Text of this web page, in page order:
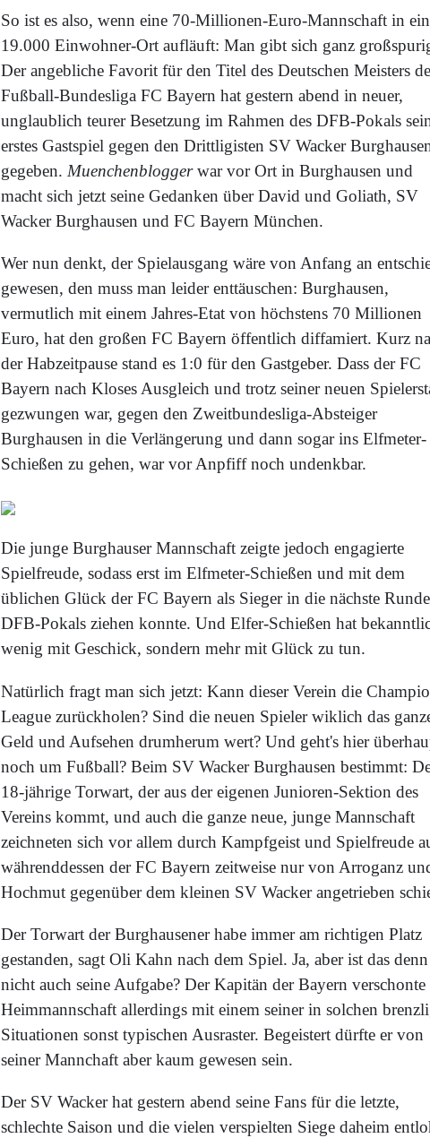
So ist es also, wenn eine 70-Millionen-Euro-Mannschaft in
19.000 Einwohner-Ort aufläuft: Man gibt sich ganz
Der angebliche Favorit für den Titel des Deutschen Meisters
Fußball-Bundesliga FC Bayern hat gestern abend in neuer,
unglaublich teurer Besetzung im Rahmen des DFB-Pokals
erstes Gastspiel gegen den Drittligisten SV Wacker
gegeben. Muenchenbloggerwar vor Ort in Burghausen und
macht sich jetzt seine Gedanken über David und Goliath, SV
Wacker Burghausen und FC Bayern München.
Wer nun denkt, der Spielausgang wäre von Anfang an
gewesen, den muss man leider enttäuschen: Burghausen,
vermutlich mit einem Jahres-Etat von höchstens 70 Millionen
Euro, hat den großen FC Bayern öffentlich diffamiert. Kurz
der Habzeitpause stand es 1:0 für den Gastgeber. Dass der FC
Bayern nach Kloses Ausgleich und trotz seiner neuen
gezwungen war, gegen den Zweitbundesliga-Absteiger
Burghausen in die Verlängerung und dann sogar ins Elfmeter-
Schießen zu gehen, war vor Anpfiff noch undenkbar.
Die junge Burghauser Mannschaft zeigte jedoch engagierte
Spielfreude, sodass erst im Elfmeter-Schießen und mit dem
üblichen Glück der FC Bayern als Sieger in die nächste
DFB-Pokals ziehen konnte. Und Elfer-Schießen hat
wenig mit Geschick, sondern mehr mit Glück zu tun.
Natürlich fragt man sich jetzt: Kann dieser Verein die
League zurückholen? Sind die neuen Spieler wiklich das
Geld und Aufsehen drumherum wert? Und geht's hier
noch um Fußball? Beim SV Wacker Burghausen bestimmt:
18-jährige Torwart, der aus der eigenen Junioren-Sektion des
Vereins kommt, und auch die ganze neue, junge Mannschaft
zeichneten sich vor allem durch Kampfgeist und Spielfreude
währenddessen der FC Bayern zeitweise nur von Arroganz
Hochmut gegenüber dem kleinen SV Wacker angetrieben
Der Torwart der Burghausener habe immer am richtigen Platz
gestanden, sagt Oli Kahn nach dem Spiel. Ja, aber ist das denn
nicht auch seine Aufgabe? Der Kapitän der Bayern verschonte
Heimmannschaft allerdings mit einem seiner in solchen
Situationen sonst typischen Ausraster. Begeistert dürfte er von
seiner Mannchaft aber kaum gewesen sein.
Der SV Wacker hat gestern abend seine Fans für die letzte,
schlechte Saison und die vielen verspielten Siege daheim